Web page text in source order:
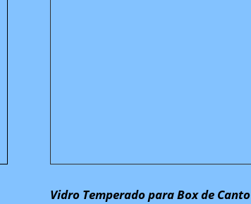
Vidro Temperado para Box de Canto